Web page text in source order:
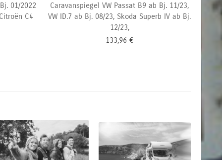
01/2022
C4
Caravanspiegel VW Passat B9 ab Bj. 11/23,
VW ID.7 ab Bj. 08/23, Skoda Superb IV ab Bj.
12/23,
133,96 €